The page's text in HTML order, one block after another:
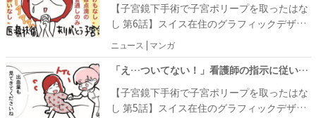
【子宮鏡下手術で子宮ポリープを取ったはな
し 第6話】スイス在住のグラフィックデザイ
ナー・AKITOさんが作画を手がけた本作は、
志保（シホ）という女性が子宮ポリープの切
除手術を受けた際の体験を描いたものです。
産後健診でたまたま子宮内膜ポリープが見つ
かり、子宮鏡下手術を受けることになった志
ニュース | マンガ
「え…ついてない！」看護師の指示に従い、トイレで下着を確認すると！？ #ポリープ取りました 5
【子宮鏡下手術で子宮ポリープを取ったはな
し 第5話】スイス在住のグラフィックデザイ